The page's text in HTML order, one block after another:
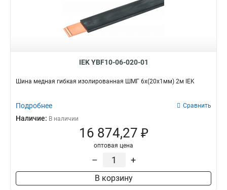
IEK YBF10-06-020-01
Шина медная гибкая изолированная ШМГ 6x(20x1мм) 2м IEK
Подробнее Сравнить
Наличие: В наличии
16 874,27 ₽
оптовая цена
– +
В корзину